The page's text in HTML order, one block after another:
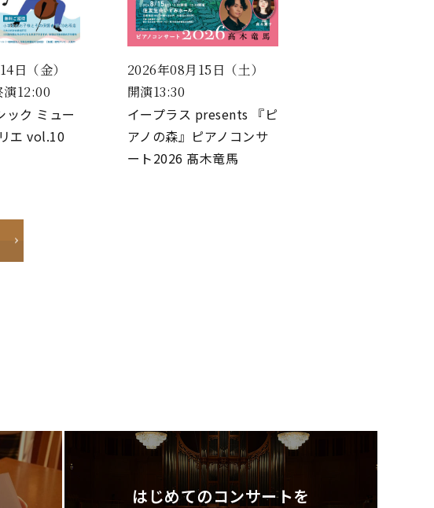
日（金）
演12:00
ック ミュー
エ vol.10
2026年08月15日（土）
開演13:30
イープラス presents 『ピ
アノの森』ピアノコンサ
ート2026 髙木竜馬
はじめてのコンサートを